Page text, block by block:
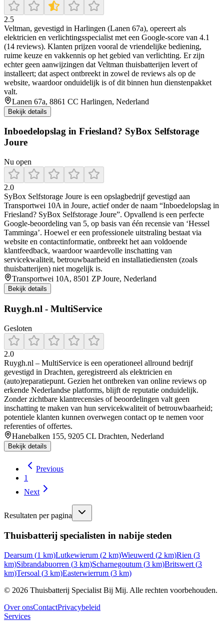
2.5
Veltman, gevestigd in Harlingen (Lanen 67a), opereert als
elektricien en verlichtingsspecialist met een Google‑score van 4.1
(14 reviews). Klanten prijzen vooral de vriendelijke bediening,
ruime keuze en vakkennis op het gebied van verlichting. Er zijn
echter geen aanwijzingen dat Veltman thuisbatterijen levert of
installeert; dat aspect ontbreekt in zowel de reviews als op de
website, waardoor onduidelijk is of dit binnen hun dienstenpakket
valt.
Lanen 67a, 8861 CC Harlingen, Nederland
Bekijk details
Inboedelopslag in Friesland? SyBox Selfstorage
Joure
Nu open
2.0
SyBox Selfstorage Joure is een opslagbedrijf gevestigd aan
Transportwei 10A in Joure, actief onder de naam “Inboedelopslag in
Friesland? SyBox Selfstorage Joure”. Opvallend is een perfecte
Google-beoordeling van 5, op basis van één recensie van ‘Hessel
Tamminga’. Hoewel er een professionele uitstraling bestaat via
website en contactinformatie, ontbreekt het aan voldoende
klantfeedback, waardoor waardevolle inschatting van
servicekwaliteit, betrouwbaarheid en installatiediensten (zoals
thuisbatterijen) niet mogelijk is.
Transportwei 10A, 8501 ZP Joure, Nederland
Bekijk details
Ruygh.nl - MultiService
Gesloten
2.0
Ruygh.nl – MultiService is een operationeel allround bedrijf
gevestigd in Drachten, geregistreerd als elektricien en
(auto)reparatiepunt. Gezien het ontbreken van online reviews op
erkende Nederlandse platforms, blijft de reputatie onduidelijk.
Zonder zichtbare klantrecensies of beoordelingen valt geen
inschatting te maken van hun servicekwaliteit of betrouwbaarheid;
potentiele klanten kunnen overwegen contact op te nemen voor
referenties of offertes.
Hanebalken 155, 9205 CL Drachten, Nederland
Bekijk details
Previous
1
Next
Resultaten per pagina
Thuisbatterij specialisten in nabije steden
Dearsum (1 km)Lutkewierum (2 km)Wieuwerd (2 km)Rien (3
km)Sibrandabuorren (3 km)Scharnegoutum (3 km)Britswert (3
km)Tersoal (3 km)Easterwierrum (3 km)
© 2026 Thuisbatterij Specialist Bij Mij. Alle rechten voorbehouden.
Over onsContactPrivacybeleid
Services